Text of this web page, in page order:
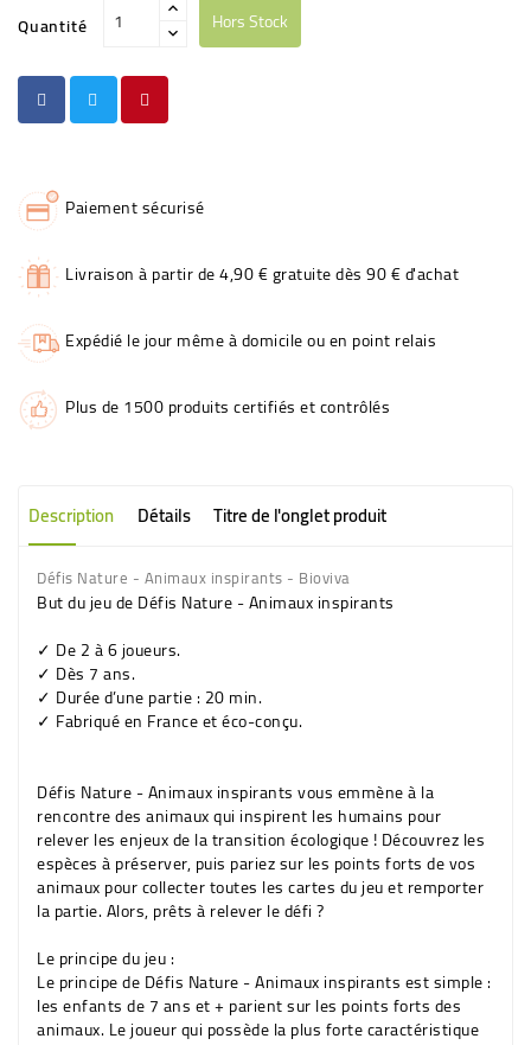
Quantité Hors Stock
Paiement sécurisé
Livraison à partir de 4,90 € gratuite dès 90 € d'achat
Expédié le jour même à domicile ou en point relais
Plus de 1500 produits certifiés et contrôlés
Description Détails Titre de l'onglet produit
Défis Nature - Animaux inspirants - Bioviva
But du jeu de Défis Nature - Animaux inspirants
✓ De 2 à 6 joueurs.
✓ Dès 7 ans.
✓ Durée d’une partie : 20 min.
✓ Fabriqué en France et éco-conçu.
Défis Nature - Animaux inspirants vous emmène à la
rencontre des animaux qui inspirent les humains pour
relever les enjeux de la transition écologique ! Découvrez les
espèces à préserver, puis pariez sur les points forts de vos
animaux pour collecter toutes les cartes du jeu et remporter
la partie. Alors, prêts à relever le défi ?
Le principe du jeu :
Le principe de Défis Nature - Animaux inspirants est simple :
les enfants de 7 ans et + parient sur les points forts des
animaux. Le joueur qui possède la plus forte caractéristique